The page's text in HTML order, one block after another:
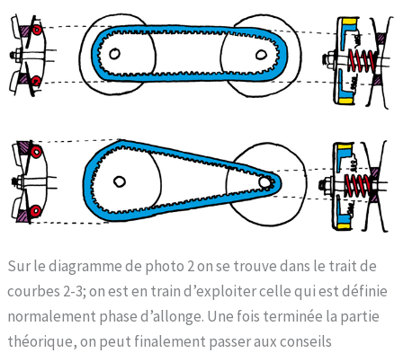
Sur le diagramme de photo 2 on se trouve dans le trait de
courbes 2-3; on est en train d’exploiter celle qui est définie
normalement phase d’allonge. Une fois terminée la partie
théorique, on peut finalement passer aux conseils